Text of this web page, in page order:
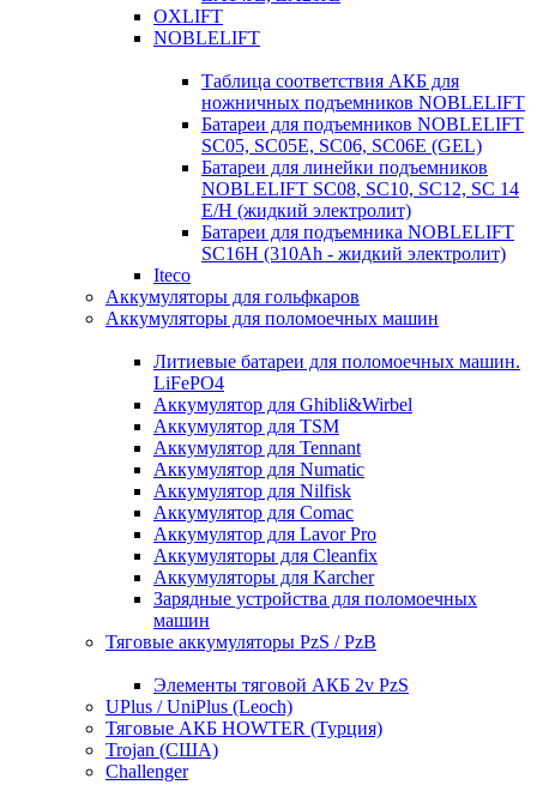
OXLIFT
NOBLELIFT
Таблица соответствия АКБ для
ножничных подъемников NOBLELIFT
Батареи для подъемников NOBLELIFT
SC05, SC05E, SC06, SC06E (GEL)
Батареи для линейки подъемников
NOBLELIFT SC08, SC10, SC12, SC 14
E/H (жидкий электролит)
Батареи для подъемника NOBLELIFT
SC16H (310Ah - жидкий электролит)
Iteco
Аккумуляторы для гольфкаров
Аккумуляторы для поломоечных машин
Литиевые батареи для поломоечных машин.
LiFePO4
Аккумулятор для Ghibli&Wirbel
Аккумулятор для TSM
Аккумулятор для Tennant
Аккумулятор для Numatic
Аккумулятор для Nilfisk
Аккумулятор для Comac
Аккумулятор для Lavor Pro
Аккумуляторы для Cleanfix
Аккумуляторы для Karcher
Зарядные устройства для поломоечных
машин
Тяговые аккумуляторы PzS / PzB
Элементы тяговой АКБ 2v PzS
UPlus / UniPlus (Leoch)
Тяговые АКБ HOWTER (Турция)
Trojan (США)
Challenger